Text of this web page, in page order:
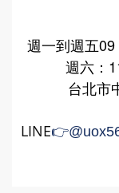
週一到週五09
週六：
台北市
LINE👉